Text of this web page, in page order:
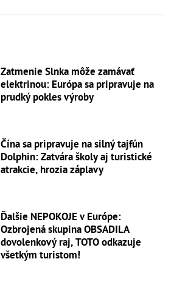
Zatmenie Slnka môže zamávať
elektrinou: Európa sa pripravuje na
prudký pokles výroby
Čína sa pripravuje na silný tajfún
Dolphin: Zatvára školy aj turistické
atrakcie, hrozia záplavy
Ďalšie NEPOKOJE v Európe:
Ozbrojená skupina OBSADILA
dovolenkový raj, TOTO odkazuje
všetkým turistom!